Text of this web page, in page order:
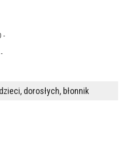
-
dorosłych, błonnik